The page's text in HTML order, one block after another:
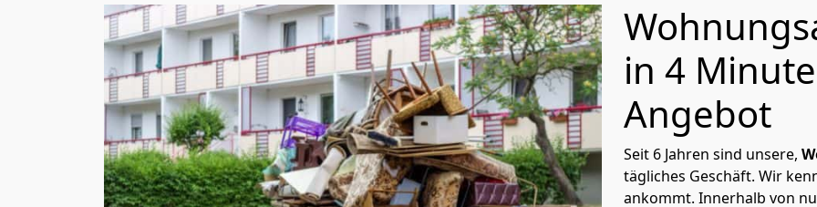
in 4
Angebot
Seit 6 Jahren sind unsere,
tägliches Geschäft. Wir
ankommt. Innerhalb von